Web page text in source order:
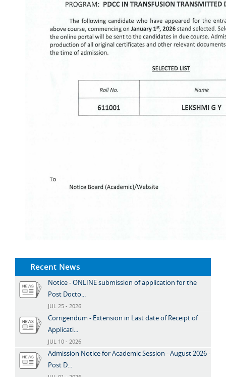
Recent News
Notice - ONLINE submission of application for the
Post Docto...
JUL 25 - 2026
Corrigendum - Extension in Last date of Receipt of
Applicati...
JUL 10 - 2026
Admission Notice for Academic Session - August 2026 -
Post D...